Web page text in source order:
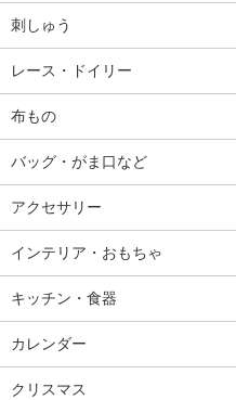
刺しゅう
レース・ドイリー
布もの
バッグ・がま口など
アクセサリー
インテリア・おもちゃ
キッチン・食器
カレンダー
クリスマス